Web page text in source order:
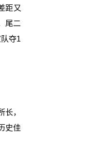
距又
尾二
夺1
长，
史佳